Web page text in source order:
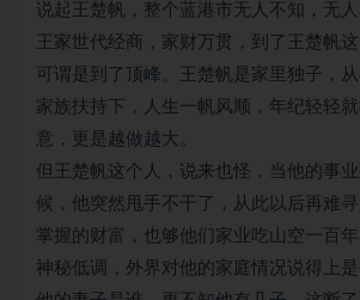
说起王楚帆，整个蓝港市无人不知，无人
王家世代经商，家财万贯，到了王楚帆
可谓是到了顶峰。王楚帆是家里独子，
家族扶持下，人生一帆风顺，年纪轻轻就
意，更是越做越大。
但王楚帆这个人，说来也怪，当他的事
候，他突然甩手不干了，从此以后再难
掌握的财富，也够他们家业吃山空一百
神秘低调，外界对他的家庭情况说得上